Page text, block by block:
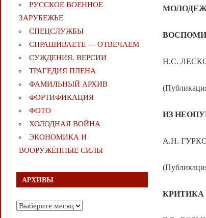
Н.С.
ИЗ
А.Н.
КРИТИКА
РУССКОЕ ВОЕННОЕ
ЗАРУБЕЖЬЕ
СПЕЦСЛУЖБЫ
СПРАШИВАЕТЕ — ОТВЕЧАЕМ
СУЖДЕНИЯ. ВЕРСИИ
ТРАГЕДИЯ ПЛЕНА
ФАМИЛЬНЫЙ АРХИВ
ФОРТИФИКАЦИЯ
ФОТО
ХОЛОДНАЯ ВОЙНА
ЭКОНОМИКА И
ВООРУЖЁННЫЕ СИЛЫ
АРХИВЫ
Архивы